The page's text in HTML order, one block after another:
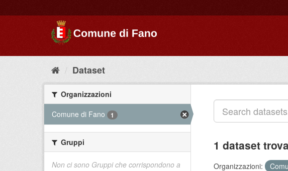
Dataset
Organizzazioni
Comune di Fano
1
Gruppi
Non ci sono Gruppi che corrispondono a
1 dataset
Organizzazioni: